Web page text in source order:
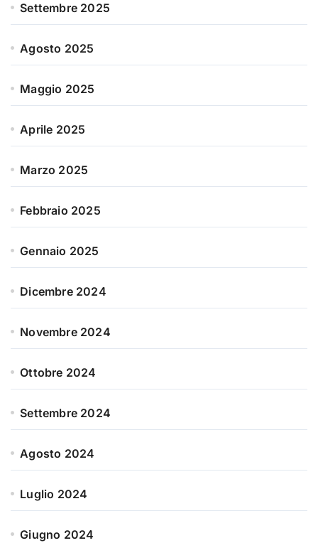
Settembre 2025
Agosto 2025
Maggio 2025
Aprile 2025
Marzo 2025
Febbraio 2025
Gennaio 2025
Dicembre 2024
Novembre 2024
Ottobre 2024
Settembre 2024
Agosto 2024
Luglio 2024
Giugno 2024